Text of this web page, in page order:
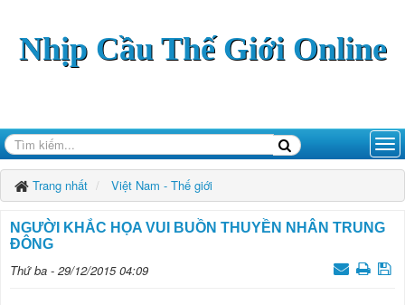
Nhịp Cầu Thế Giới Online
Trang nhất Việt Nam - Thế giới
NGƯỜI KHẮC HỌA VUI BUỒN THUYỀN NHÂN TRUNG
ĐÔNG
Thứ ba - 29/12/2015 04:09